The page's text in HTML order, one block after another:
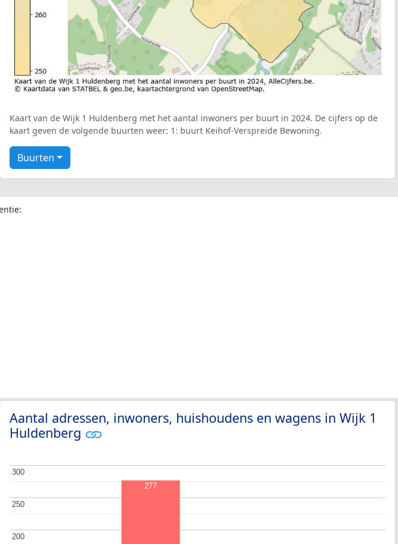
Kaart van de Wijk 1 Huldenberg met het aantal inwoners per buurt in 2024. De cijfers op de
kaart geven de volgende buurten weer: 1: buurt Keihof-Verspreide Bewoning.
Buurten
Aantal adressen, inwoners, huishoudens en wagens in Wijk 1
Huldenberg
200
200
250
250
300
300
277